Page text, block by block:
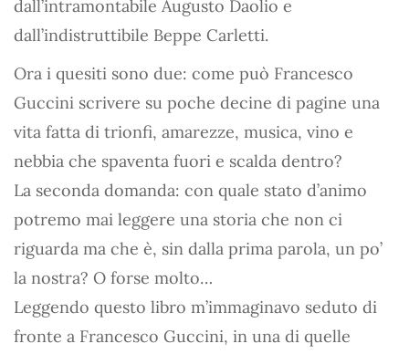
dall’intramontabile Augusto Daolio e
dall’indistruttibile Beppe Carletti.
Ora i quesiti sono due: come può Francesco
Guccini scrivere su poche decine di pagine una
vita fatta di trionfi, amarezze, musica, vino e
nebbia che spaventa fuori e scalda dentro?
La seconda domanda: con quale stato d’animo
potremo mai leggere una storia che non ci
riguarda ma che è, sin dalla prima parola, un po’
la nostra? O forse molto…
Leggendo questo libro m’immaginavo seduto di
fronte a Francesco Guccini, in una di quelle